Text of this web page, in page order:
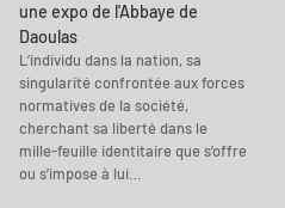
une expo de l'Abbaye de
Daoulas
L’individu dans la nation, sa
singularité confrontée aux forces
normatives de la société,
cherchant sa liberté dans le
mille-feuille identitaire que s’offre
ou s’impose à lui…